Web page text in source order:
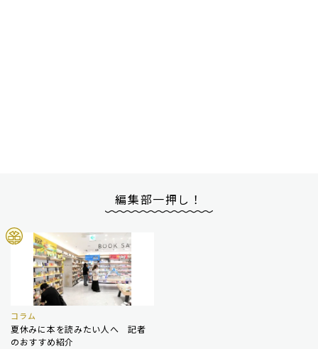
編集部一押し！
コラム
夏休みに本を読みたい人へ 記者
のおすすめ紹介